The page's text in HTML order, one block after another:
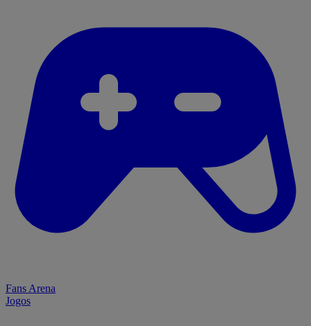
Fans Arena
Jogos